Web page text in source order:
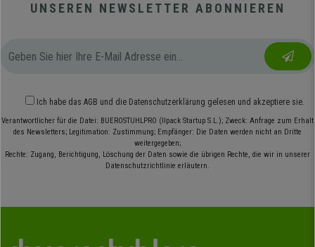
UNSEREN NEWSLETTER ABONNIEREN
Ich habe das AGB und die Datenschutzerklärung gelesen und akzeptiere sie.
Verantwortlicher für die Datei: BUEROSTUHLPRO (Ilpack Startup S.L.); Zweck: Anfrage zum Erhalt
des Newsletters; Legitimation: Zustimmung; Empfänger: Die Daten werden nicht an Dritte
weitergegeben;
Rechte: Zugang, Berichtigung, Löschung der Daten sowie die übrigen Rechte, die wir in unserer
Datenschutzrichtlinie erläutern.